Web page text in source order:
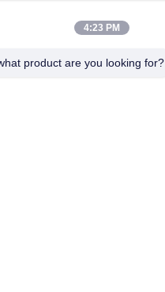
Γρήγορη επικοινωνία
4:23 PM
product are you looking for?